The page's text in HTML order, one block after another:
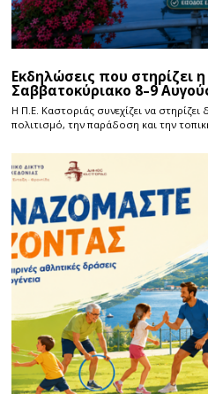
Εκδηλώσεις που στηρίζει
Σαββατοκύριακο 8–9
Η Π.E. Καστοριάς συνεχίζει να
πολιτισμό, την παράδοση και την